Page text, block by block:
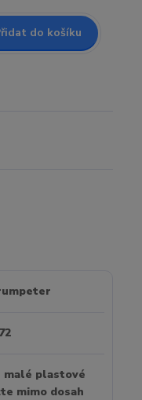
do košíku
malé plastové
mimo dosah